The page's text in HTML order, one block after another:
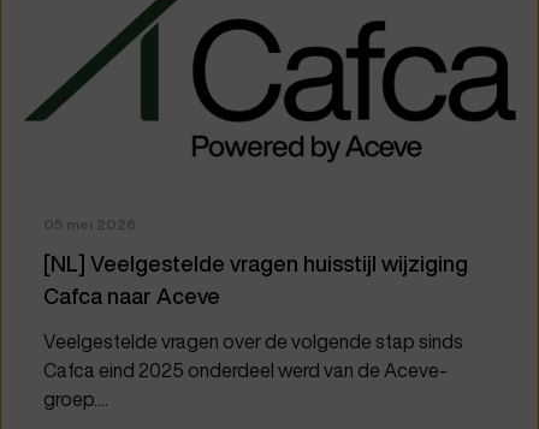
05 mei 2026
[NL] Veelgestelde vragen huisstijl wijziging
Cafca naar Aceve
Veelgestelde vragen over de volgende stap sinds
Cafca eind 2025 onderdeel werd van de Aceve-
groep....